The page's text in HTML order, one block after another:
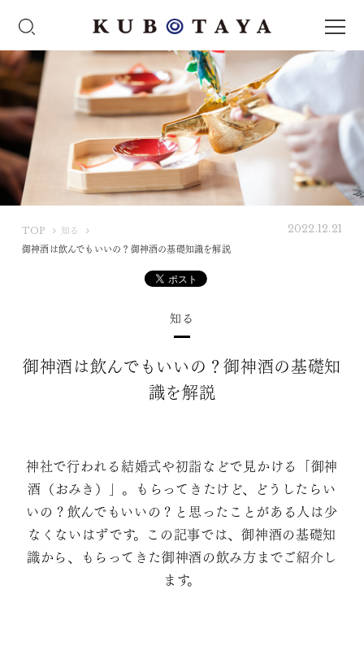
TOP
U
知る
御神酒は飲んでもいいの？御神酒の基礎知識を解説
2022.12.21
知る
御神酒は飲んでもいいの？御神酒の基礎知
識を解説
神社で行われる結婚式や初詣などで見かける「御神
酒（おみき）」。もらってきたけど、どうしたらい
いの？飲んでもいいの？と思ったことがある人は少
なくないはずです。この記事では、御神酒の基礎知
識から、もらってきた御神酒の飲み方までご紹介し
ます。